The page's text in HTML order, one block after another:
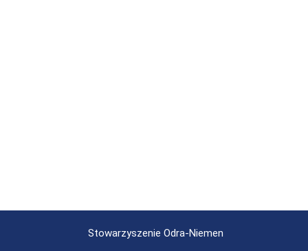
Stowarzyszenie Odra-Niemen